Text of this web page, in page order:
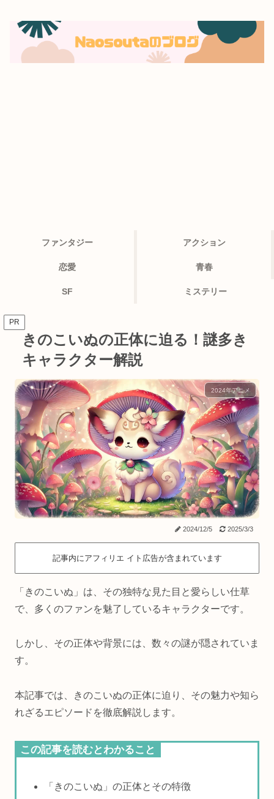
ファンタジー アクション
恋愛 青春
SF ミステリー
PR
きのこいぬの正体に迫る！謎多き
キャラクター解説
2024年アニメ
2024/12/5 2025/3/3
記事内にアフィリエ イト広告が含まれています
「きのこいぬ」は、その独特な見た目と愛らしい仕草
で、多くのファンを魅了しているキャラクターです。
しかし、その正体や背景には、数々の謎が隠されていま
す。
本記事では、きのこいぬの正体に迫り、その魅力や知ら
れざるエピソードを徹底解説します。
この記事を読むとわかること
「きのこいぬ」の正体とその特徴